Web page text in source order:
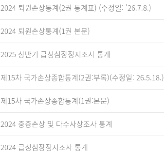
2024 퇴원손상통계(2권 통계표) (수정일: '26.7.8.)
2024 퇴원손상통계(1권 본문)
2025 상반기 급성심장정지조사 통계
제15차 국가손상종합통계(2권:부록)(수정일: 26.5.18.)
제15차 국가손상종합통계(1권:본문)
2024 중증손상 및 다수사상조사 통계
2024 급성심장정지조사 통계